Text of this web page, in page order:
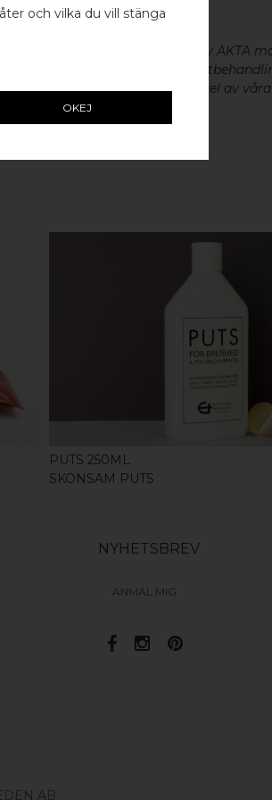
är tillverkade av ÄKTA
eller aluminium utan metallisk
och vacker patina. För skötsel av
KÖP
PUTS 250ML
SKONSAM PUTS
NYHETSBREV
ANMÄL MIG
AB
och vilka du vill stänga
OKEJ